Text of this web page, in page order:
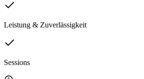
Leistung & Zuverlässigkeit
Sessions